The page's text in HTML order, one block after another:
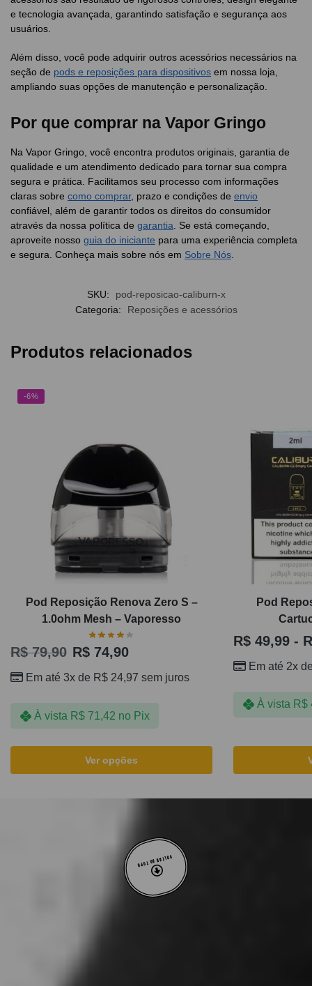
e tecnologia avançada, garantindo satisfação e segurança aos
usuários.
Além disso, você pode adquirir outros acessórios necessários na
seção de pods e reposições para dispositivos em nossa loja,
ampliando suas opções de manutenção e personalização.
Por que comprar na Vapor Gringo
Na Vapor Gringo, você encontra produtos originais, garantia de
qualidade e um atendimento dedicado para tornar sua compra
segura e prática. Facilitamos seu processo com informações
claras sobre como comprar, prazo e condições de envio
confiável, além de garantir todos os direitos do consumidor
através da nossa política de garantia . Se está começando,
aproveite nosso guia do iniciante para uma experiência completa
e segura. Conheça mais sobre nós em Sobre Nós
SKU:
pod-reposicao-caliburn-x
Categoria:
Reposições e acessórios
Produtos relacionados
-6%
Pod Reposição Renova Zero S –
1.0ohm Mesh – Vaporesso
R$79,90 R$ 74,90
Em até 3x de R$ 24,97 sem juros
À vista R$71,42 no Pix
Ver opções
Pod
R$ 49,99 -
Em até 2x
À vista R$
VOLTAR AO TOPO